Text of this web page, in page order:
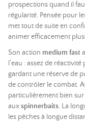
prospections quand il
régularité. Pensée pour
met tout de suite en
animer efficacement
Son action medium fast
l’eau : assez de
gardant une réserve de
de contrôler le combat.
particulièrement bien
auxspinnerbaits. La
les pêches à longue